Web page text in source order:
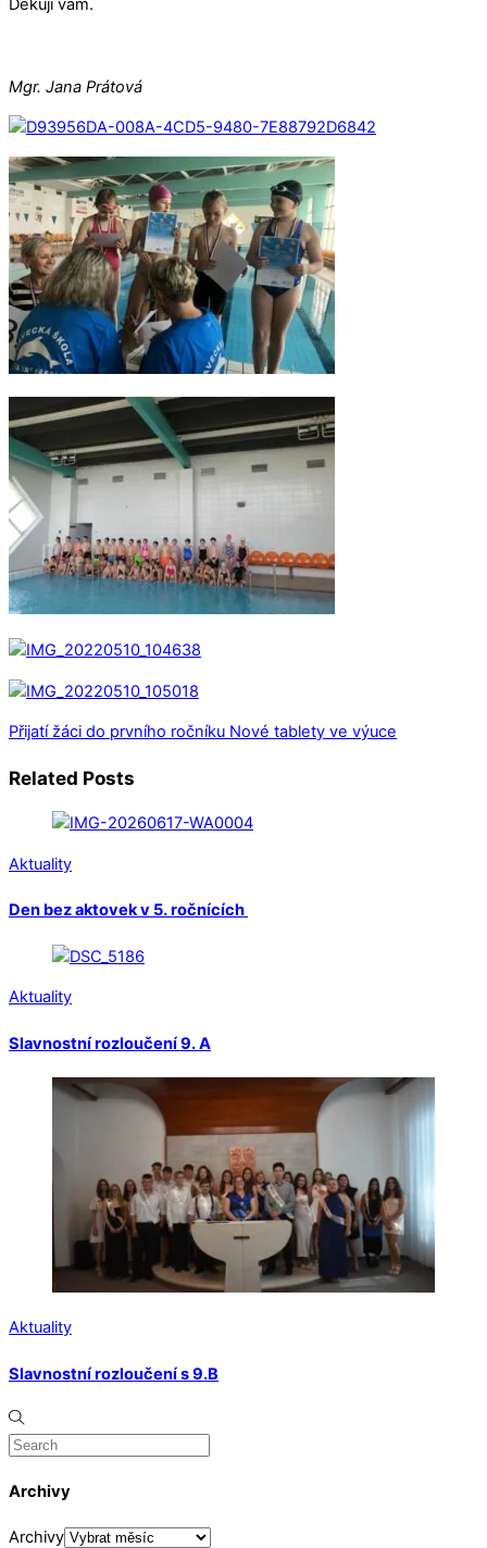
Děkuji vám.
Mgr. Jana Prátová
Přijatí žáci do prvního ročníku Nové tablety ve výuce
Related Posts
Aktuality
Den bez aktovek v 5. ročnících
Aktuality
Slavnostní rozloučení 9. A
Aktuality
Slavnostní rozloučení s 9.B
Archivy
Archivy